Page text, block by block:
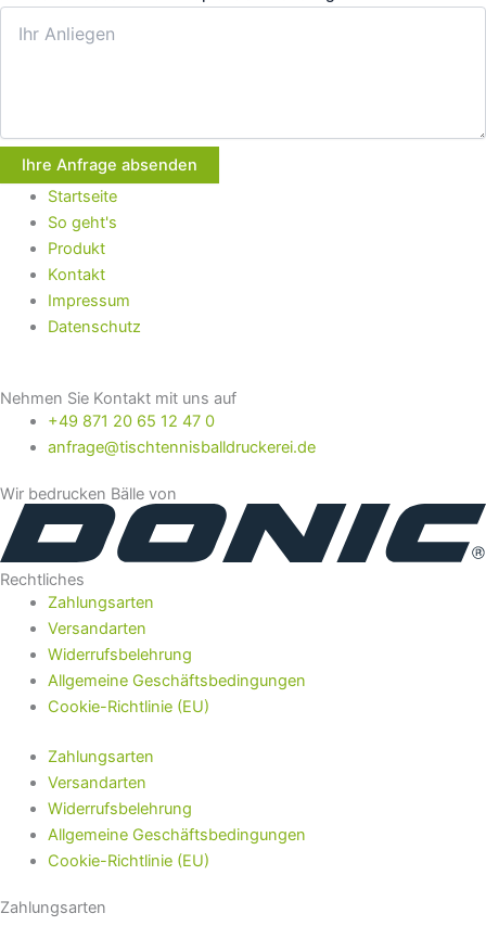
Ihre Anfrage absenden
Startseite
So geht's
Produkt
Kontakt
Impressum
Datenschutz
Nehmen Sie Kontakt mit uns auf
+49 871 20 65 12 47 0
anfrage@tischtennisballdruckerei.de
Wir bedrucken Bälle von
Rechtliches
Zahlungsarten
Versandarten
Widerrufsbelehrung
Allgemeine Geschäftsbedingungen
Cookie-Richtlinie (EU)
Zahlungsarten
Versandarten
Widerrufsbelehrung
Allgemeine Geschäftsbedingungen
Cookie-Richtlinie (EU)
Zahlungsarten